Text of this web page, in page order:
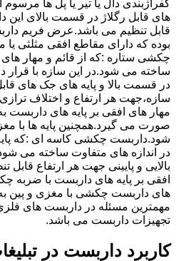
کفراژبندی دال یا تیر یا پل ها
های قابل رگلاژ در قسمت بالای
بوده که دارای مقاطع افقی مثلثی
چکشی ستاره :که از قائم و مهار های
ساخته می شود.در این سازه با قرار
در قسمت بالا و پایه های جک های
سازه،جهت هر ارتفاع و اختلاف
مهار های افقی بر پایه های
صورت می گیرد.همچنین پایه ها با
شود.داربست چکشی کاسه ای :که
در اندازه های متفاوت ساخته می
بالایی و پایینی جهت هر ارتفاع
افقی بر پایه های داربست با
های داربست چکشی با مغزی و پین
مهمترین مسئله در داربست های
تجهیزات داربست می باشد.
کاربرد داربست در